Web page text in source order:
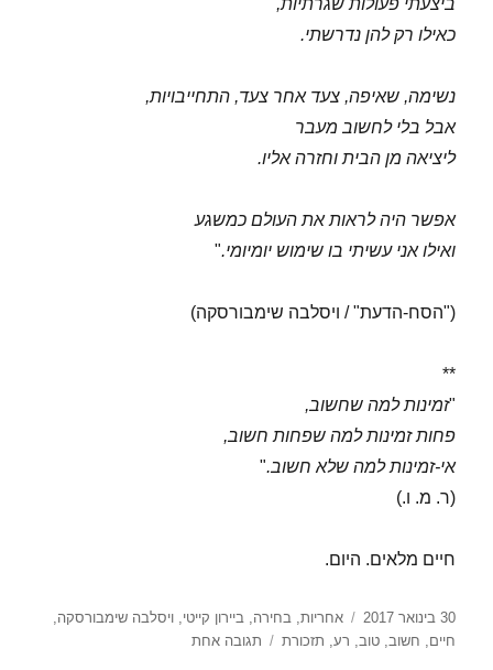
ביצעתי פעולות שגרתיות,
כאילו רק להן נדרשתי.
נשימה, שאיפה, צעד אחר צעד, התחייבויות,
אבל בלי לחשוב מעבר
ליציאה מן הבית וחזרה אליו.
אפשר היה לראות את העולם כמשגע
ואילו אני עשיתי בו שימוש יומיומי."
("הסח-הדעת" / ויסלבה שימבורסקה)
**
"זמינות למה שחשוב,
פחות זמינות למה שפחות חשוב,
אי-זמינות למה שלא חשוב."
(ר. מ. ו.)
חיים מלאים. היום.
פורסם
בתאריך
30 בינואר 2017 תגיות
אחריות,בחירה,ביירון קייטי,ויסלבה שימבורסקה,
חיים, חשוב,טוב, רע, תזכורת תגובה אחתעל